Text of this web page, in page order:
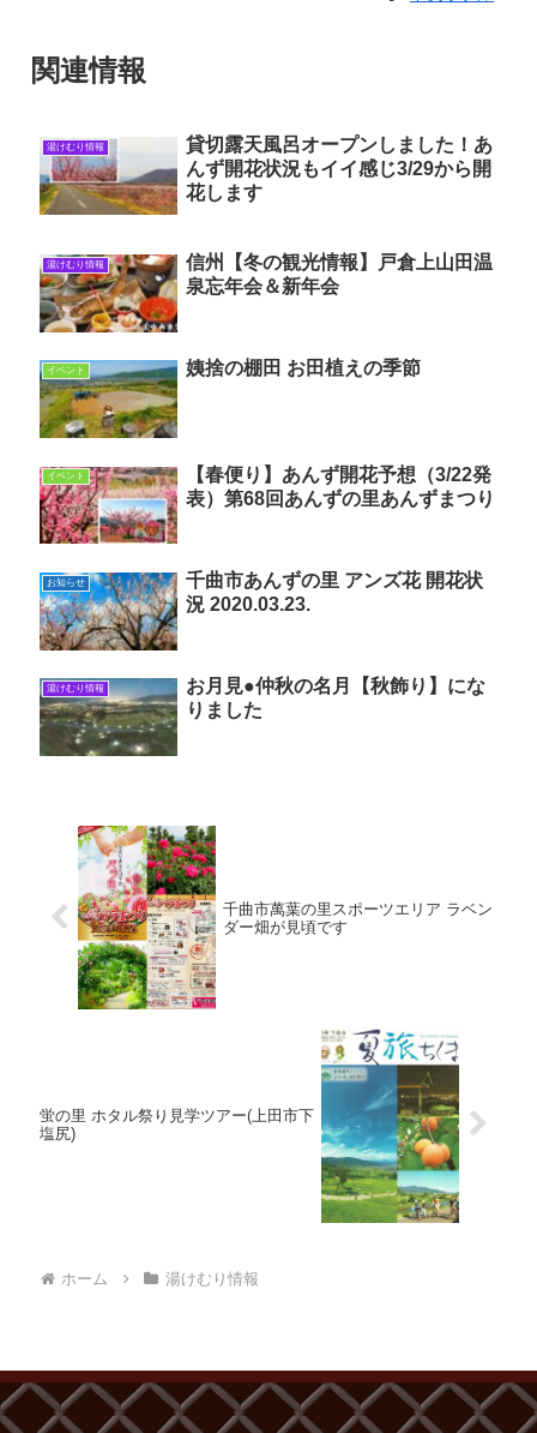
関連情報
湯けむり情報
貸切露天風呂オープンしました！あ
んず開花状況もイイ感じ3/29から開
花します
湯けむり情報
信州【冬の観光情報】戸倉上山田温
泉忘年会＆新年会
イベント 姨捨の棚田 お田植えの季節
イベント
【春便り】あんず開花予想（3/22発
表）第68回あんずの里あんずまつり
お知らせ
千曲市あんずの里 アンズ花 開花状
況 2020.03.23.
湯けむり情報
お月見●仲秋の名月【秋飾り】にな
りました
千曲市萬葉の里スポーツエリア ラベン
ダー畑が見頃です
蛍の里 ホタル祭り見学ツアー(上田市下
塩尻)
ホーム 湯けむり情報